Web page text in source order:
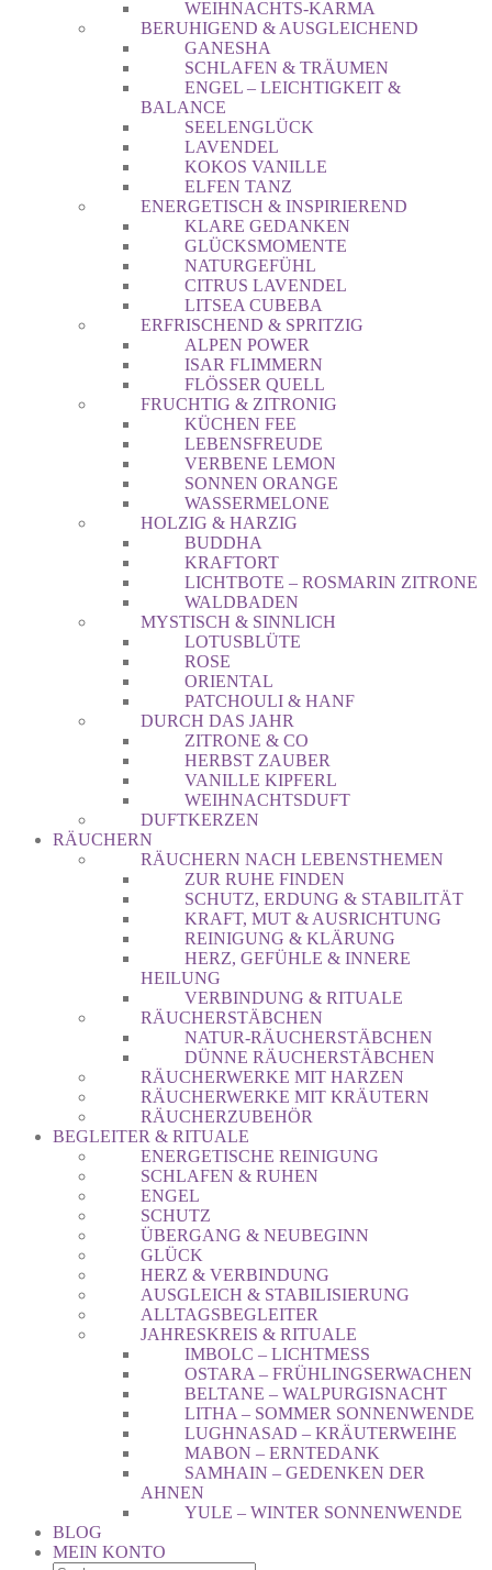
WEIHNACHTS-KARMA
BERUHIGEND & AUSGLEICHEND
GANESHA
SCHLAFEN & TRÄUMEN
ENGEL – LEICHTIGKEIT &
BALANCE
SEELENGLÜCK
LAVENDEL
KOKOS VANILLE
ELFEN TANZ
ENERGETISCH & INSPIRIEREND
KLARE GEDANKEN
GLÜCKSMOMENTE
NATURGEFÜHL
CITRUS LAVENDEL
LITSEA CUBEBA
ERFRISCHEND & SPRITZIG
ALPEN POWER
ISAR FLIMMERN
FLÖSSER QUELL
FRUCHTIG & ZITRONIG
KÜCHEN FEE
LEBENSFREUDE
VERBENE LEMON
SONNEN ORANGE
WASSERMELONE
HOLZIG & HARZIG
BUDDHA
KRAFTORT
LICHTBOTE – ROSMARIN ZITRONE
WALDBADEN
MYSTISCH & SINNLICH
LOTUSBLÜTE
ROSE
ORIENTAL
PATCHOULI & HANF
DURCH DAS JAHR
ZITRONE & CO
HERBST ZAUBER
VANILLE KIPFERL
WEIHNACHTSDUFT
DUFTKERZEN
RÄUCHERN
RÄUCHERN NACH LEBENSTHEMEN
ZUR RUHE FINDEN
SCHUTZ, ERDUNG & STABILITÄT
KRAFT, MUT & AUSRICHTUNG
REINIGUNG & KLÄRUNG
HERZ, GEFÜHLE & INNERE
HEILUNG
VERBINDUNG & RITUALE
RÄUCHERSTÄBCHEN
NATUR-RÄUCHERSTÄBCHEN
DÜNNE RÄUCHERSTÄBCHEN
RÄUCHERWERKE MIT HARZEN
RÄUCHERWERKE MIT KRÄUTERN
RÄUCHERZUBEHÖR
BEGLEITER & RITUALE
ENERGETISCHE REINIGUNG
SCHLAFEN & RUHEN
ENGEL
SCHUTZ
ÜBERGANG & NEUBEGINN
GLÜCK
HERZ & VERBINDUNG
AUSGLEICH & STABILISIERUNG
ALLTAGSBEGLEITER
JAHRESKREIS & RITUALE
IMBOLC – LICHTMESS
OSTARA – FRÜHLINGSERWACHEN
BELTANE – WALPURGISNACHT
LITHA – SOMMER SONNENWENDE
LUGHNASAD – KRÄUTERWEIHE
MABON – ERNTEDANK
SAMHAIN – GEDENKEN DER
AHNEN
YULE – WINTER SONNENWENDE
BLOG
MEIN KONTO